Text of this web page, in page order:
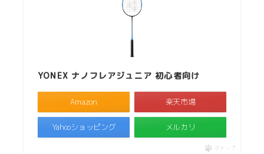
YONEX ナノフレアジュニア 初心者向け
Amazon 楽天市場
Yahooショッピング メルカリ
ポチップ